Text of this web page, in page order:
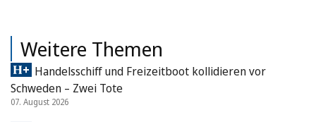
Weitere Themen
Handelsschiff und Freizeitboot kollidieren vor
Schweden – Zwei Tote
07. August 2026